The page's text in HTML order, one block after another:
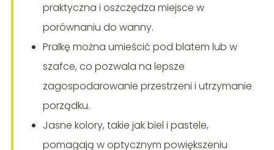
praktyczna i oszczędza miejsce w
porównaniu do wanny.
Pralkę można umieścić pod blatem lub w
szafce, co pozwala na lepsze
zagospodarowanie przestrzeni i utrzymanie
porządku.
Jasne kolory, takie jak biel i pastele,
pomagają w optycznym powiększeniu